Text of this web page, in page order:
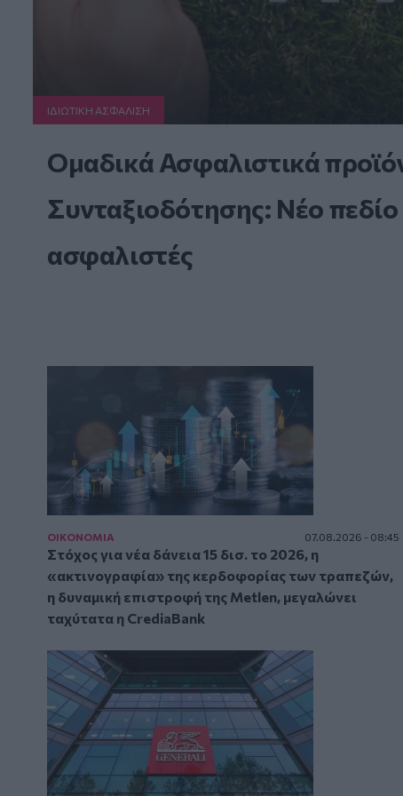
ΙΔΙΩΤΙΚΗ ΑΣΦAΛΙΣΗ
Ομαδικά Ασφαλιστικά
Συνταξιοδότησης: Νέο
ασφαλιστές
ΟΙΚΟΝΟΜΙΑ 07.08.2026 - 08:45
Στόχος για νέα δάνεια 15 δισ. το 2026, η
«ακτινογραφία» της κερδοφορίας των τραπεζών,
η δυναμική επιστροφή της Metlen, μεγαλώνει
ταχύτατα η CrediaBank